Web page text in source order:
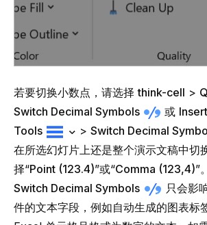
若要切换小数点，请选择think-cell >
Switch Decimal Symbols
或 Insert
Tools
> Switch Decimal
在所选幻灯片上还是整个演示文稿中切
择“Point (123.4)”或“Comma (123,4)”。
Switch Decimal Symbols
只会影
件的文本字段，例如自动生成的图表标